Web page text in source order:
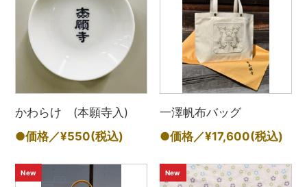
かわらけ (本願寺入)
●価格／¥550(税込)
一澤帆布バッグ
●価格／¥17,600(税込)
New New